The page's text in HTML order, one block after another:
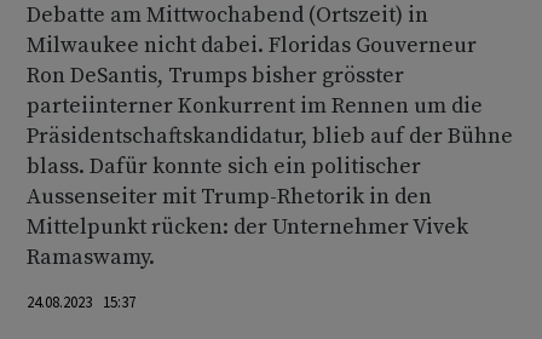
Debatte am Mittwochabend (Ortszeit) in
Milwaukee nicht dabei. Floridas Gouverneur
Ron DeSantis, Trumps bisher grösster
parteiinterner Konkurrent im Rennen um die
Präsidentschaftskandidatur, blieb auf der Bühne
blass. Dafür konnte sich ein politischer
Aussenseiter mit Trump-Rhetorik in den
Mittelpunkt rücken: der Unternehmer Vivek
Ramaswamy.
24.08.2023 15:37